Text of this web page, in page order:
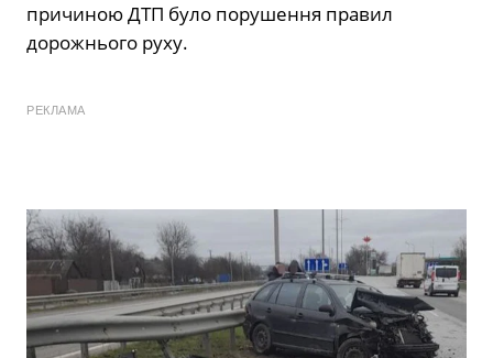
причиною ДТП було порушення правил
дорожнього руху.
РЕКЛАМА